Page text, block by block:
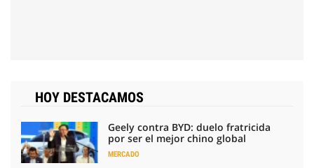
HOY DESTACAMOS
Geely contra BYD: duelo fratricida
por ser el mejor chino global
MERCADO